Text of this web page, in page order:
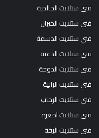
فني ستلايت الخالدية
فني ستلايت الخيران
فني ستلايت الدسمة
فني ستلايت الدعية
فني ستلايت الدوحة
فني ستلايت الرابية
فني ستلايت الرحاب
فني ستلايت امغرة
فني ستلايت الرقة